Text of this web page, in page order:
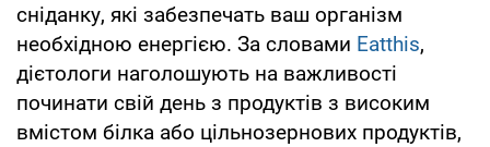
сніданку, які забезпечать ваш організм
необхідною енергією. За словами Eatthis,
дієтологи наголошують на важливості
починати свій день з продуктів з високим
вмістом білка або цільнозернових продуктів,